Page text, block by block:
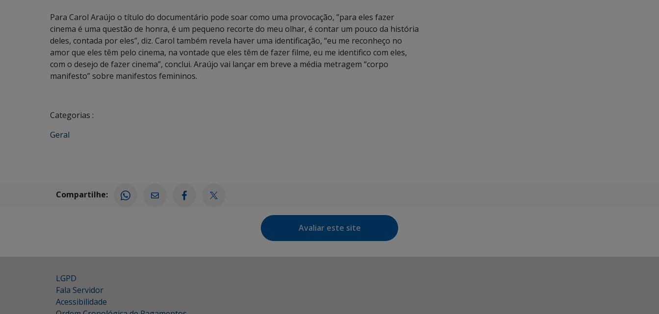
Para Carol Araújo o título do documentário pode soar como uma provocação, ”para eles fazer
cinema é uma questão de honra, é um pequeno recorte do meu olhar, é contar um pouco da história
deles, contada por eles”, diz. Carol também revela haver uma identificação, “eu me reconheço no
amor que eles têm pelo cinema, na vontade que eles têm de fazer filme, eu me identifico com eles,
com o desejo de fazer cinema”, conclui. Araújo vai lançar em breve a média metragem “corpo
manifesto” sobre manifestos femininos.
Categorias :
Geral
Compartilhe:
Avaliar este site
LGPD
Fala Servidor
Acessibilidade